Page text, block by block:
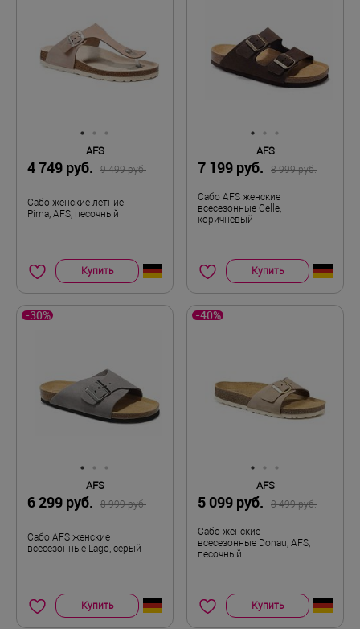
AFS
4 749 руб. 9 499 руб.
Сабо женские летние
Pirna, AFS, песочный
Купить
AFS
7 199 руб. 8 999 руб.
Сабо AFS женские
всесезонные Celle,
коричневый
Купить
-30%
AFS
6 299 руб. 8 999 руб.
Сабо AFS женские
всесезонные Lago, серый
Купить
-40%
AFS
5 099 руб. 8 499 руб.
Сабо женские
всесезонные Donau, AFS,
песочный
Купить